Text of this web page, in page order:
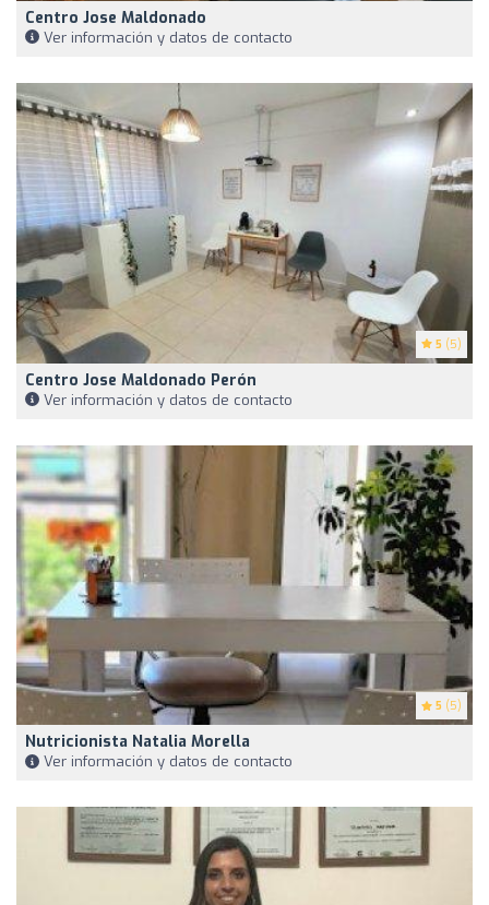
Centro Jose Maldonado
Ver información y datos de contacto
5 (5)
Centro Jose Maldonado Perón
Ver información y datos de contacto
5 (5)
Nutricionista Natalia Morella
Ver información y datos de contacto